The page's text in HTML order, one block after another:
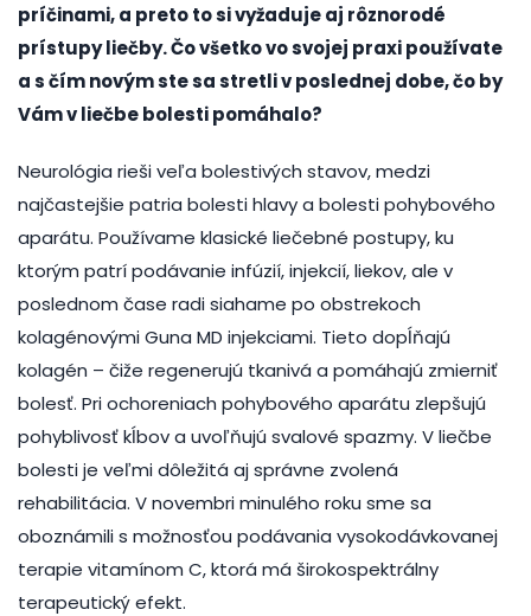
príčinami, a preto to si vyžaduje aj rôznorodé
prístupy liečby. Čo všetko vo svojej praxi používate
a s čím novým ste sa stretli v poslednej dobe, čo by
Vám v liečbe bolesti pomáhalo?
Neurológia rieši veľa bolestivých stavov, medzi
najčastejšie patria bolesti hlavy a bolesti pohybového
aparátu. Používame klasické liečebné postupy, ku
ktorým patrí podávanie infúzií, injekcií, liekov, ale v
poslednom čase radi siahame po obstrekoch
kolagénovými Guna MD injekciami. Tieto dopĺňajú
kolagén – čiže regenerujú tkanivá a pomáhajú zmierniť
bolesť. Pri ochoreniach pohybového aparátu zlepšujú
pohyblivosť kĺbov a uvoľňujú svalové spazmy. V liečbe
bolesti je veľmi dôležitá aj správne zvolená
rehabilitácia. V novembri minulého roku sme sa
oboznámili s možnosťou podávania vysokodávkovanej
terapie vitamínom C, ktorá má širokospektrálny
terapeutický efekt.